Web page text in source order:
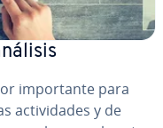
im­po­r­ta­n­te para
ac­ti­vi­da­des y de